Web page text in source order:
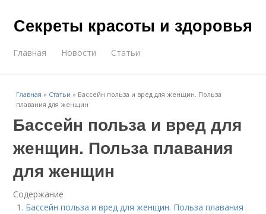
Секреты красоты и здоровья
Главная Новости Статьи
Главная » Статьи » Бассейн польза и вред для женщин. Польза
плавания для женщин
Бассейн польза и вред для
женщин. Польза плавания
для женщин
Содержание
Бассейн польза и вред для женщин. Польза плавания